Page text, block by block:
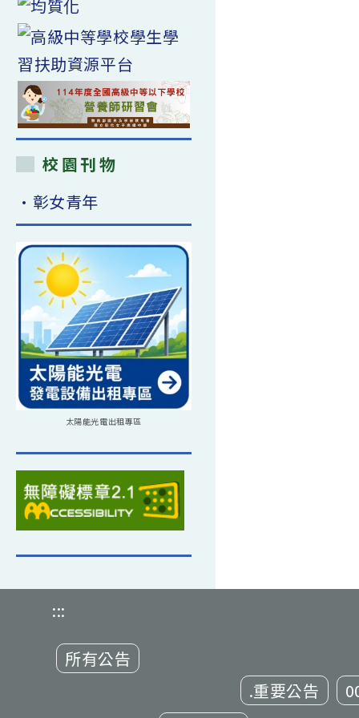
校園刊物
•彰女青年
太陽能光電出租專區
:::
所有公告
.重要公告